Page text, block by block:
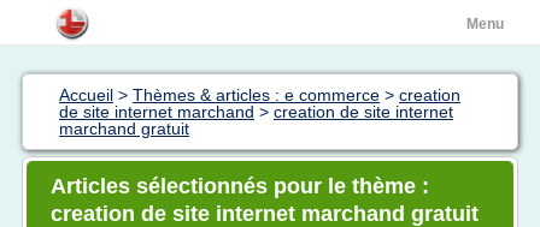
Menu
Accueil > Thèmes & articles : e commerce > creation
de site internet marchand > creation de site internet
marchand gratuit
Articles sélectionnés pour le thème :
creation de site internet marchand gratuit